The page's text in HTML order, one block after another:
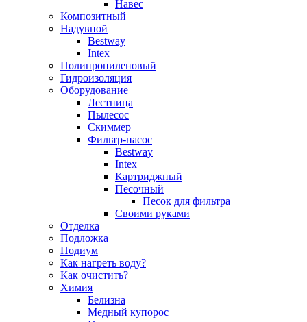
Навес
Композитный
Надувной
Bestway
Intex
Полипропиленовый
Гидроизоляция
Оборудование
Лестница
Пылесос
Скиммер
Фильтр-насос
Bestway
Intex
Картриджный
Песочный
Песок для фильтра
Своими руками
Отделка
Подложка
Подиум
Как нагреть воду?
Как очистить?
Химия
Белизна
Медный купорос